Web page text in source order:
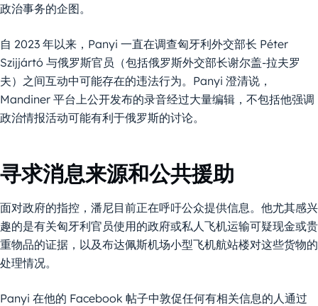
政治事务的企图。
自 2023 年以来，Panyi 一直在调查匈牙利外交部长 Péter
Szijjártó 与俄罗斯官员（包括俄罗斯外交部长谢尔盖-拉夫罗
夫）之间互动中可能存在的违法行为。Panyi 澄清说，
Mandiner 平台上公开发布的录音经过大量编辑，不包括他强调
政治情报活动可能有利于俄罗斯的讨论。
寻求消息来源和公共援助
面对政府的指控，潘尼目前正在呼吁公众提供信息。他尤其感兴
趣的是有关匈牙利官员使用的政府或私人飞机运输可疑现金或贵
重物品的证据，以及布达佩斯机场小型飞机航站楼对这些货物的
处理情况。
Panyi 在他的 Facebook 帖子中敦促任何有相关信息的人通过